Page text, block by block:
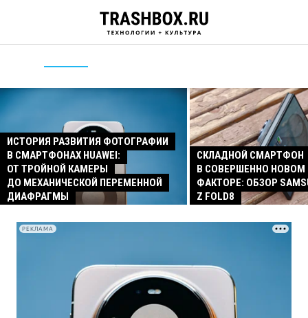
ИСТОРИЯ РАЗВИТИЯ ФОТОГРАФИИ
В СМАРТФОНАХ HUAWEI:
ОТ ТРОЙНОЙ КАМЕРЫ
ДО МЕХАНИЧЕСКОЙ ПЕРЕМЕННОЙ
ДИАФРАГМЫ
СКЛАДНОЙ СМАРТФОН
В СОВЕРШЕННО
ФАКТОРЕ: ОБЗОР
Z FOLD8
РЕКЛАМА